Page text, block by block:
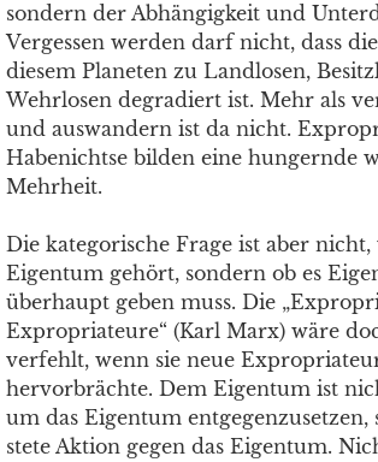
sondern der Abhängigkeit und
Vergessen werden darf nicht, dass
diesem Planeten zu Landlosen,
Wehrlosen degradiert ist. Mehr als
und auswandern ist da nicht.
Habenichtse bilden eine hungernde
Mehrheit.
Die kategorische Frage ist aber nicht,
Eigentum gehört, sondern ob es
überhaupt geben muss. Die
Expropriateure“ (Karl Marx) wäre
verfehlt, wenn sie neue
hervorbrächte. Dem Eigentum ist
um das Eigentum entgegenzusetzen,
stete Aktion gegen das Eigentum.